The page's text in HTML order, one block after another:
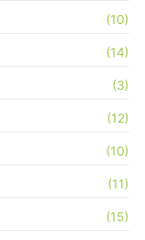
(10)
(14)
(3)
(12)
(10)
(11)
(15)